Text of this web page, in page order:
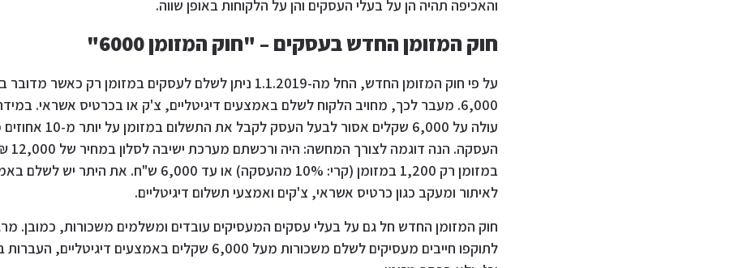
והאכיפה תהיה הן על בעלי העסקים והן על הלקוחות באופן שווה.
חוק המזומן החדש בעסקים – "חוק המזומן 6000"
על פי חוק המזומן החדש, החל מה-1.1.2019 ניתן לשלם לעסקים במזומן רק
6,000. מעבר לכך, מחויב הלקוח לשלם באמצעים דיגיטליים, צ'ק או בכרטיס אשראי.
עולה על 6,000 שקלים אסור לבעל
במזומן רק 1,200 במזומן (קרי: 10% מהעסקה) או עד 6,000 ש"ח.
לאיתור ומעקב כגון כרטיס אשראי, צ'קים ואמצעי תשלום דיגיטליים.
חוק המזומן החדש חל גם על בעלי עסקים המעסיקים עובדים ומשלמים משכורות, כמובן.
לתוקפו חייבים מעסיקים לשלם משכורות מעל 6,000 שקלים באמצעים